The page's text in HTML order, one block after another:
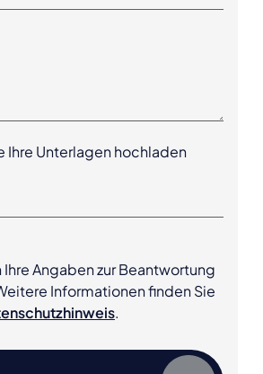
Ihre Unterlagen hochladen
Angaben zur Beantwortung
Informationen finden Sie
.